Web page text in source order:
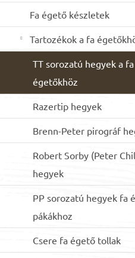
Fa égető készletek
Tartozékok a fa
TT sorozatú hegyek a fa
égetőkhöz
Razertip hegyek
Brenn-Peter pirográf
Robert Sorby (Peter
hegyek
PP sorozatú hegyek fa
pákákhoz
Csere fa égető tollak